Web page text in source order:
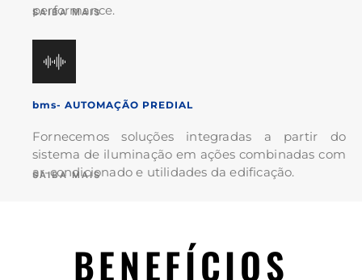
performance.
SAIBA MAIS
bms- AUTOMAÇÃO PREDIAL
Fornecemos soluções integradas a partir do
sistema de iluminação em ações combinadas com
ar-condicionado e utilidades da edificação.
SAIBA MAIS
BENEFÍCIOS